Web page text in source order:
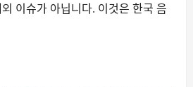
이슈가 아닙니다. 이것은 한국 음